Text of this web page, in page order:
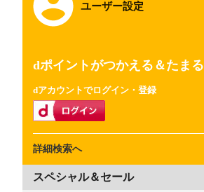
ユーザー設定
dポイントがつかえる＆たまる
dアカウントでログイン・登録
詳細検索へ
スペシャル＆セール